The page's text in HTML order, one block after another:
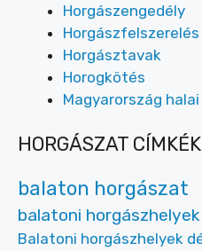
Horgászengedély
Horgászfelszerelés
Horgásztavak
Horogkötés
Magyarország halai
HORGÁSZAT CÍMKÉK
balaton horgászat
balatoni horgászhelyek
Balatoni horgászhelyek